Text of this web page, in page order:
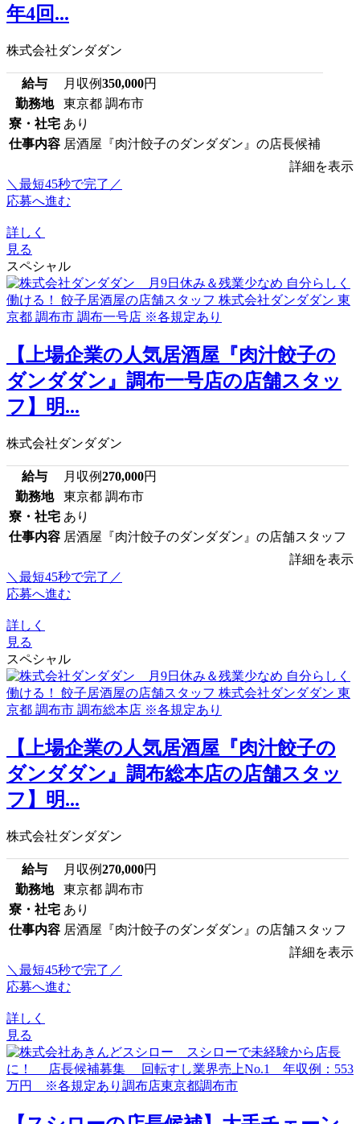
年4回...
株式会社ダンダダン
給与 月収例350,000円
勤務地
東京都 調布市
寮・社宅 あり
仕事内容 居酒屋『肉汁餃子のダンダダン』の店長候補
詳細を表示
＼最短45秒で完了／
応募へ進む
詳しく
見る
スペシャル
【上場企業の人気居酒屋『肉汁餃子の
ダンダダン』調布一号店の店舗スタッ
フ】明...
株式会社ダンダダン
給与 月収例270,000円
勤務地
東京都 調布市
寮・社宅 あり
仕事内容 居酒屋『肉汁餃子のダンダダン』の店舗スタッフ
詳細を表示
＼最短45秒で完了／
応募へ進む
詳しく
見る
スペシャル
【上場企業の人気居酒屋『肉汁餃子の
ダンダダン』調布総本店の店舗スタッ
フ】明...
株式会社ダンダダン
給与 月収例270,000円
勤務地
東京都 調布市
寮・社宅 あり
仕事内容 居酒屋『肉汁餃子のダンダダン』の店舗スタッフ
詳細を表示
＼最短45秒で完了／
応募へ進む
詳しく
見る